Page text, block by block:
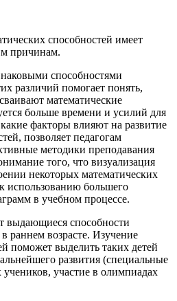
способностей имеет
причинам.
способностями
различий помогает понять,
математические
больше времени и усилий для
факторы влияют на развитие
позволяет педагогам
методики преподавания
того, что визуализация
некоторых математических
использованию большего
в учебном процессе.
выдающиеся способности
раннем возрасте. Изучение
поможет выделить таких детей
развития (специальные
участие в олимпиадах